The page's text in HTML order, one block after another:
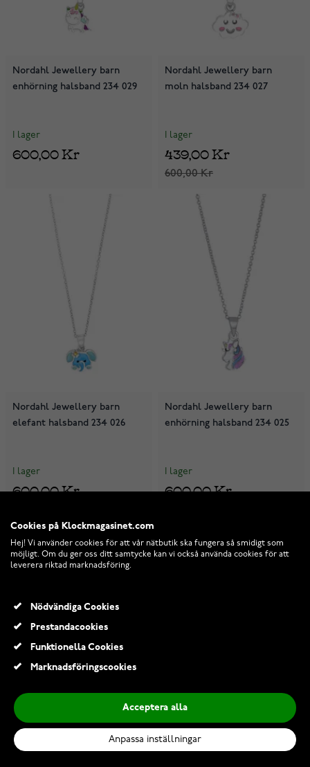
Nordahl Jewellery barn
enhörning halsband 234 029
I lager
600,00 Kr
Nordahl Jewellery barn
moln halsband 234 027
I lager
600,00 Kr
439,00 Kr
Nordahl Jewellery barn
elefant halsband 234 026
I lager
600,00 Kr
Nordahl Jewellery barn
enhörning halsband 234 025
I lager
600,00 Kr
Nordahl Jewellery barn hjärt
Nordahl Jewellery barn hjärt
Cookies på Klockmagasinet.com
Hej! Vi använder cookies för att vår nätbutik ska fungera så smidigt som
möjligt. Om du ger oss ditt samtycke kan vi också använda cookies för att
leverera riktad marknadsföring.
Nödvändiga Cookies
Prestandacookies
Funktionella Cookies
Marknadsföringscookies
Acceptera alla
Anpassa inställningar